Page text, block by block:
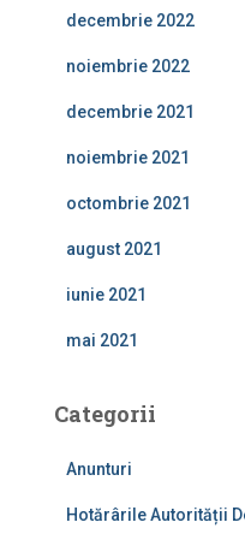
decembrie 2022
noiembrie 2022
decembrie 2021
noiembrie 2021
octombrie 2021
august 2021
iunie 2021
mai 2021
Categorii
Anunturi
Hotărârile Autorității